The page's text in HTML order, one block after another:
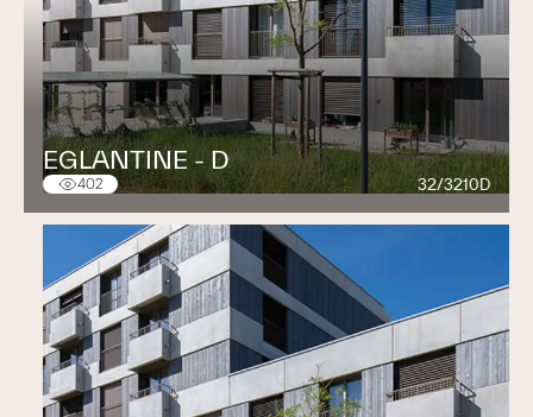
EGLANTINE - D
402 32/3210D